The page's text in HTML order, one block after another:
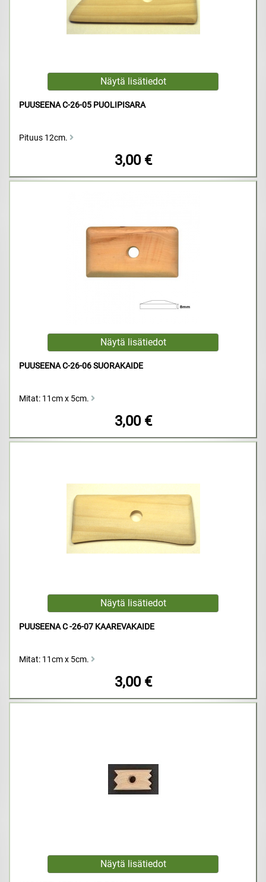
PUUSEENA C-26-05 PUOLIPISARA
Pituus 12cm.
3,00 €
PUUSEENA C-26-06 SUORAKAIDE
Mitat: 11cm x 5cm.
3,00 €
PUUSEENA C -26-07 KAAREVAKAIDE
Mitat: 11cm x 5cm.
3,00 €